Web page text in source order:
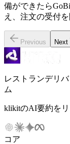
備ができたら
え、注文の受付を
Previous Next
レストランデリ
ム
klikitのAI要約をリ
コア